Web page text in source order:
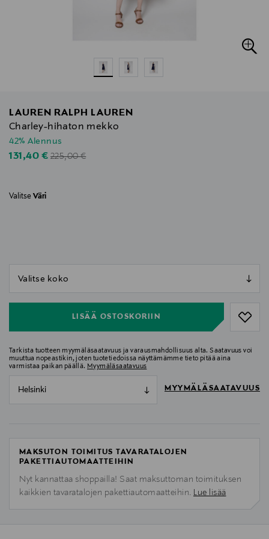
LAUREN RALPH LAUREN
Charley-hihaton mekko
42% Alennus
Discounted Price
131,40 €Original Price
225,00 €
Valitse Väri
LISÄÄ OSTOSKORIIN
Tarkista tuotteen myymäläsaatavuus ja varausmahdollisuus alta. Saatavuus voi
muuttua nopeastikin, joten tuotetiedoissa näyttämämme tieto pitää aina
varmistaa paikan päällä. Myymäläsaatavuus
Helsinki MYYMÄLÄSAATAVUUS
MAKSUTON TOIMITUS TAVARATALOJEN
PAKETTIAUTOMAATTEIHIN
Nyt kannattaa shoppailla! Saat maksuttoman toimituksen
kaikkien tavaratalojen pakettiautomaatteihin. Lue lisää